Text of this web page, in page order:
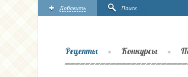
Добавить Поиск
Рецепты Конкурсы